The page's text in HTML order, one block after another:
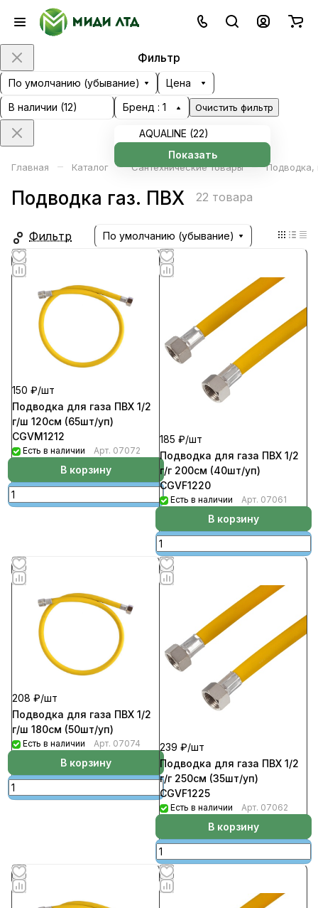
Фильтр
По умолчанию (убывание)
Цена
В наличии (12) Бренд : 1
AQUALINE (22)
Показать
Очистить фильтр
Главная – Каталог – Сантехнические товары – Подводка,
Подводка газ. ПВХ 22 товара
Фильтр По умолчанию (убывание)
150 ₽/шт
Подводка для газа ПВХ 1/2
г/ш 120см (65шт/уп)
CGVM1212
Есть в наличии Арт. 07072
В корзину
185 ₽/шт
Подводка для газа ПВХ 1/2
г/г 200см (40шт/уп)
CGVF1220
Есть в наличии Арт. 07061
В корзину
208 ₽/шт
Подводка для газа ПВХ 1/2
г/ш 180см (50шт/уп)
Есть в наличии Арт. 07074
В корзину
239 ₽/шт
Подводка для газа ПВХ 1/2
г/г 250см (35шт/уп)
CGVF1225
Есть в наличии Арт. 07062
В корзину